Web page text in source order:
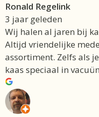
Ronald Regelink
3 jaar geleden
Wij halen al jaren bij
Altijd vriendelijke
assortiment. Zelfs als
kaas speciaal in